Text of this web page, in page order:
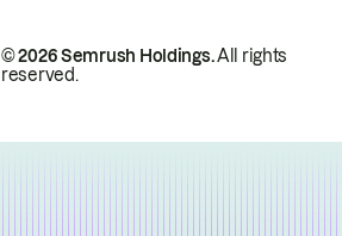
© 2026 Semrush Holdings.All rights
reserved.